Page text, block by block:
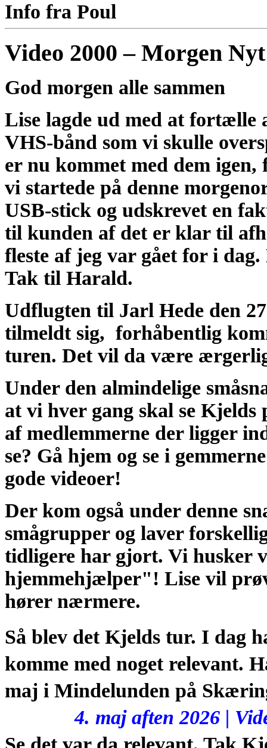
Info fra Poul
Video 2000 – Morgen
God morgen alle sammen
Lise lagde ud med at fortælle
VHS-bånd som vi skulle
er nu kommet med dem
vi startede på denne
USB-stick og udskrevet en
til kunden af det er klar til
fleste af jeg var gået for i
Tak til Harald.
Udflugten til Jarl Hede den
tilmeldt sig, forhåbentlig
turen. Det vil da være
Under den almindelige
at vi hver gang skal se
af medlemmerne der ligger
se? Gå hjem og se i
gode videoer!
Der kom også under denne
smågrupper og laver
tidligere har gjort. Vi husker
hjemmehjælper"! Lise vil
hører nærmere.
Så blev det Kjelds tur. I dag
komme med noget relevant.
maj i Mindelunden på
4. maj aften 2026 |